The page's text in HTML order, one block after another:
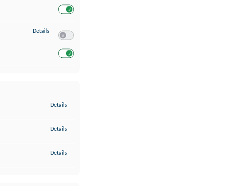
Details zu Entwicklung und Verbesserung der Angebote
Details
Details
Details